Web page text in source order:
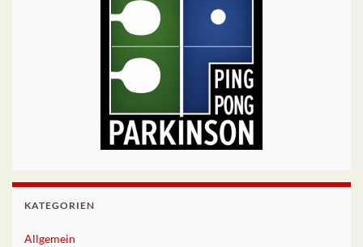
KATEGORIEN
Allgemein